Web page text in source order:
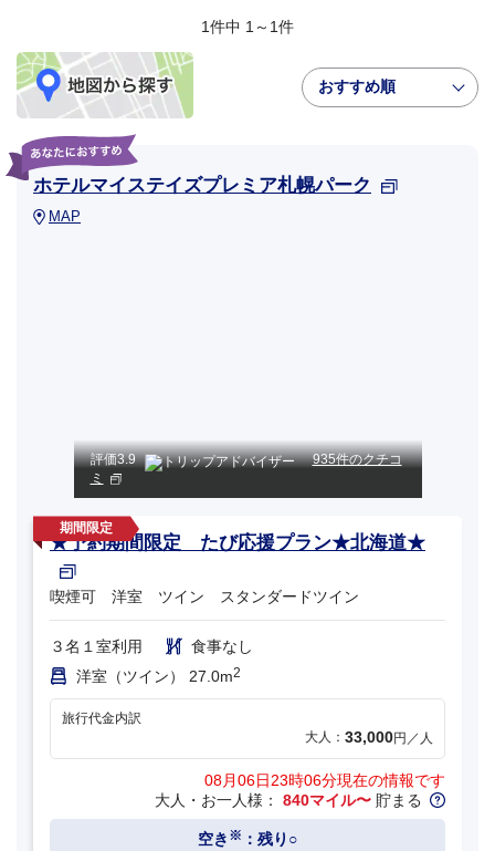
1件中 1～1件
おすすめ順
ホテルマイステイズプレミア札幌パーク
MAP
評価3.9
935件のクチコ
ミ
★予約期間限定 たび応援プラン★北海道★
喫煙可 洋室 ツイン スタンダードツイン
３名１室利用
食事なし
洋室（ツイン） 27.0m2
旅行代金内訳
大人： 33,000円／人
08月06日23時06分現在の情報です
大人・お一人様： 840マイル〜 貯まる
空き ※ ：残り○